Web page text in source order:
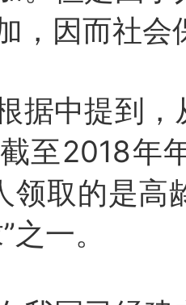
，因而社
据中提到
至2018年
领取的是高
一。